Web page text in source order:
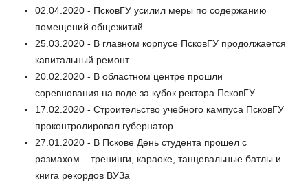
02.04.2020 - ПсковГУ усилил меры по содержанию
помещений общежитий
25.03.2020 - В главном корпусе ПсковГУ продолжается
капитальный ремонт
20.02.2020 - В областном центре прошли
соревнования на воде за кубок ректора ПсковГУ
17.02.2020 - Строительство учебного кампуса ПсковГУ
проконтролировал губернатор
27.01.2020 - В Пскове День студента прошел с
размахом – тренинги, караоке, танцевальные батлы и
книга рекордов ВУЗа